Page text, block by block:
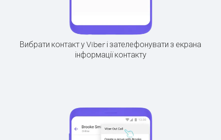
Вибрати контакт у Viber і зателефонувати з екрана
інформації контакту